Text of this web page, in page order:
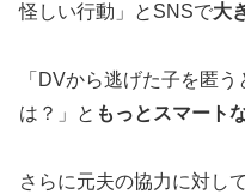
怪しい行動」とSNSで大
「DVから逃げた子を匿
は？」と もっとスマート
さらに元夫の協力に対し